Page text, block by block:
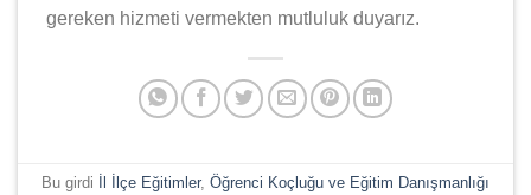
gereken hizmeti vermekten mutluluk duyarız.
Bu girdi İl İlçe Eğitimler, Öğrenci Koçluğu ve Eğitim Danışmanlığı